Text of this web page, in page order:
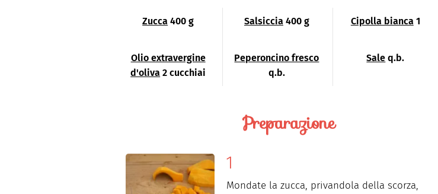
Zucca 400 g Salsiccia 400 g Cipolla bianca 1
Olio extravergine
d'oliva 2 cucchiai
Peperoncino fresco
q.b.
Sale q.b.
Preparazione
Mondate la zucca, privandola della scorza,